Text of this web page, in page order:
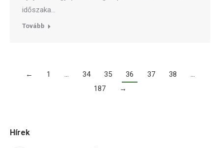
időszaka…
Tovább
← 1 … 34 35 36 37 38
…
187
→
Hírek